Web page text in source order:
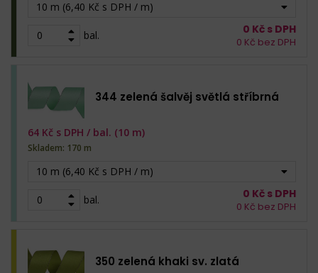
10 m (6,40 Kč s DPH / m)
bal. 0 Kč s DPH
0 Kč bez DPH
344 zelená šalvěj světlá stříbrná
10 m (6,40 Kč s DPH / m)
bal.
64 Kč s DPH / bal. (10 m)
Skladem: 170 m
0 Kč s DPH
0 Kč bez DPH
350 zelená khaki sv. zlatá